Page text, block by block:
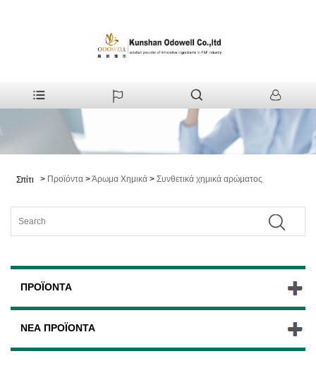
Σπίτι > Προϊόντα >Άρωμα Χημικά > Συνθετικά χημικά αρώματος
ΠΡΟΪΌΝΤΑ
ΝΈΑ ΠΡΟΪΌΝΤΑ